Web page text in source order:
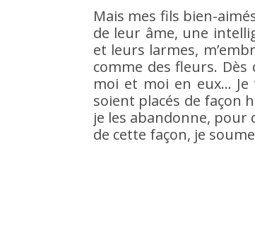
Mais mes fils bien-
de leur âme, une
et leurs larmes,
comme des fleurs.
moi et moi en eux… Je
soient placés de façon
je les abandonne, pour
de cette façon, je